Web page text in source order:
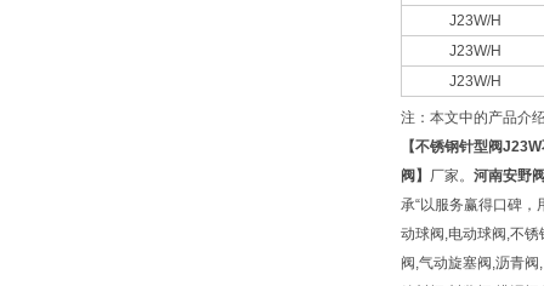
J23W/H
J23W/H
J23W/H
注：本文中的产品介
【不锈钢针型阀J23W
阀】 厂家。 河南安野
承“以服务赢得口碑
动球阀,电动球阀,不
阀,气动旋塞阀,沥青